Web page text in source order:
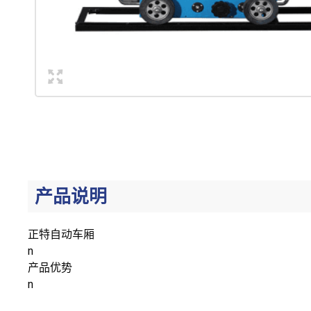
产品说明
正特自动车厢
n
产品优势
n